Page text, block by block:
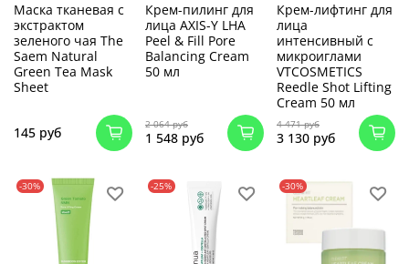
Маска тканевая с
экстрактом
зеленого чая The
Saem Natural
Green Tea Mask
Sheet
145 руб
Крем-пилинг для
лица AXIS-Y LHA
Peel & Fill Pore
Balancing Cream
50 мл
2 064 руб
1 548 руб
Крем-лифтинг для
лица
интенсивный с
микроиглами
VTCOSMETICS
Reedle Shot Lifting
Cream 50 мл
4 471 руб
3 130 руб
-30% -25% -30%